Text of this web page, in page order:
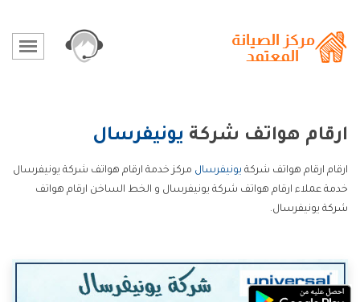
ارقام هواتف شركة يونيفرسال
ارقام ارقام هواتف شركة يونيفرسال مركز خدمة ارقام هواتف شركة يونيفرسال
خدمة عملاء ارقام هواتف شركة يونيفرسال و الخط الساخن ارقام هواتف
شركة يونيفرسال.